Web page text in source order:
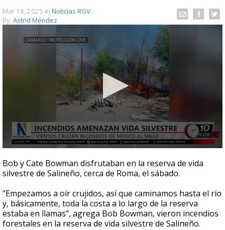
Mar 18, 2025 in Noticias RGV
By: Astrid Méndez
seconds
of
3
18
seconds
Bob y Cate Bowman disfrutaban en la reserva de vida
silvestre de Salineño, cerca de Roma, el sábado.
"Empezamos a oír crujidos, así que caminamos hasta el río
y, básicamente, toda la costa a lo largo de la reserva
estaba en llamas", agrega Bob Bowman, vieron incendios
forestales en la reserva de vida silvestre de Salineño.